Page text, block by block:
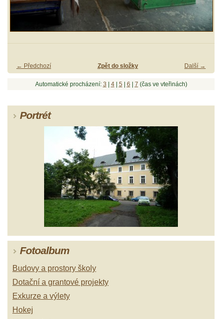
← Předchozí Další →
Zpět do složky
Automatické procházení: 3 4| 5 6 7 (čas ve vteřinách)
Portrét
Fotoalbum
Budovy a prostory školy
Dotační a grantové projekty
Exkurze a výlety
Hokej